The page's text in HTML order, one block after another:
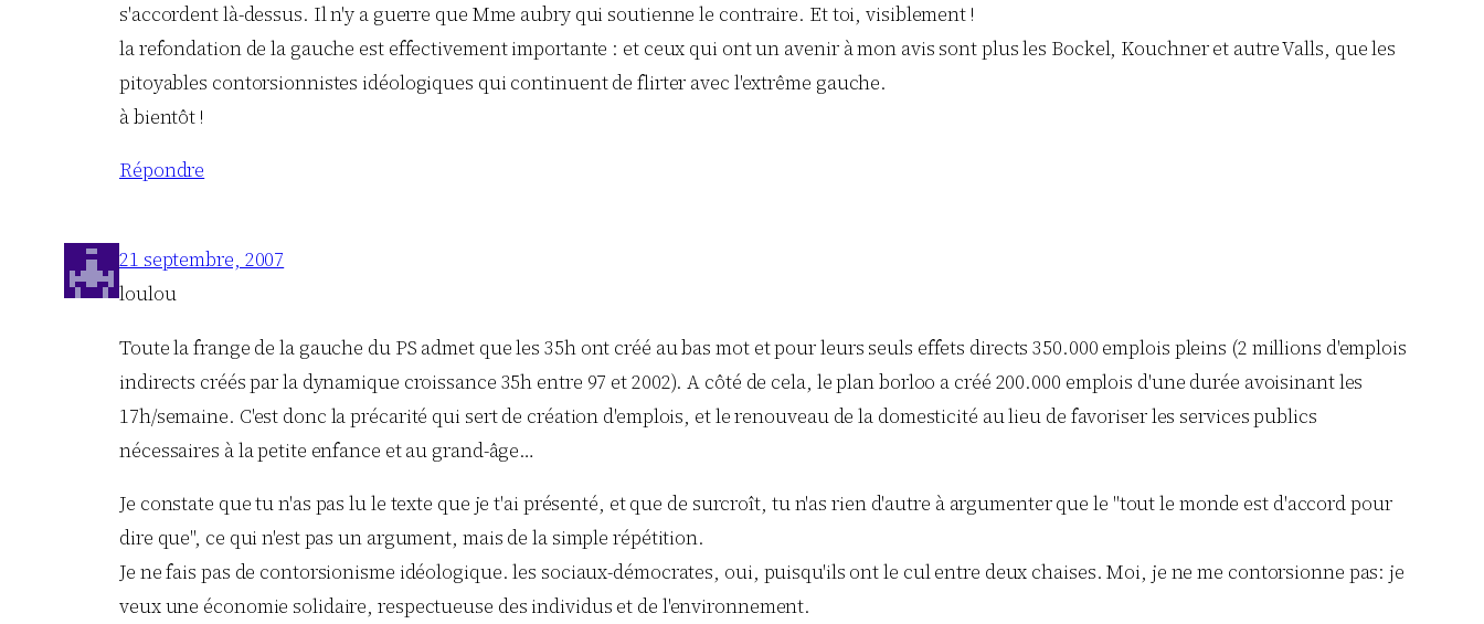
s'accordent là-dessus. Il n'y a guerre que Mme aubry qui soutienne le contraire. Et toi, visiblement !
la refondation de la gauche est effectivement importante : et ceux qui ont un avenir à mon avis sont plus les Bockel, Kouchner et autre Valls, que les
pitoyables contorsionnistes idéologiques qui continuent de flirter avec l'extrême gauche.
à bientôt !
Répondre
21 septembre, 2007
loulou
Toute la frange de la gauche du PS admet que les 35h ont créé au bas mot et pour leurs seuls effets directs 350.000 emplois pleins (2 millions d'emplois
indirects créés par la dynamique croissance 35h entre 97 et 2002). A côté de cela, le plan borloo a créé 200.000 emplois d'une durée avoisinant les
17h/semaine. C'est donc la précarité qui sert de création d'emplois, et le renouveau de la domesticité au lieu de favoriser les services publics
nécessaires à la petite enfance et au grand-âge…
Je constate que tu n'as pas lu le texte que je t'ai présenté, et que de surcroît, tu n'as rien d'autre à argumenter que le "tout le monde est d'accord pour
dire que", ce qui n'est pas un argument, mais de la simple répétition.
Je ne fais pas de contorsionisme idéologique. les sociaux-démocrates, oui, puisqu'ils ont le cul entre deux chaises. Moi, je ne me contorsionne pas: je
veux une économie solidaire, respectueuse des individus et de l'environnement.